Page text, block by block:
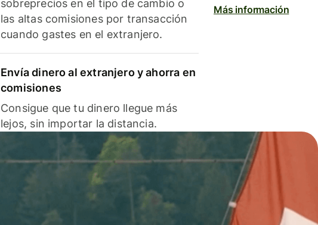
sobreprecios en el tipo de cambio o
las altas comisiones por transacción
cuando gastes en el extranjero.
Envía dinero al extranjero y ahorra en
comisiones
Consigue que tu dinero llegue más
lejos, sin importar la distancia.
Más información